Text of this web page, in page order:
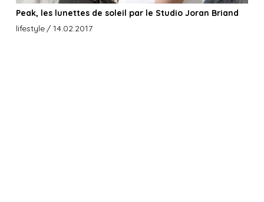
Peak, les lunettes de soleil par le Studio Joran Briand
lifestyle / 14.02.2017